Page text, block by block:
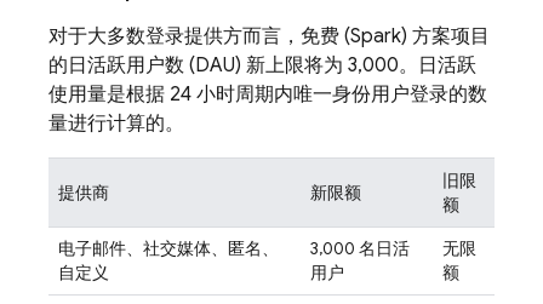
对于大多数登录提供方而言，免费 (Spark) 方案项目
的日活跃用户数 (DAU) 新上限将为 3,000。日活跃
使用量是根据 24 小时周期内唯一身份用户登录的数
量进行计算的。
提供商 新限额
旧限
额
电子邮件、社交媒体、匿名、
自定义
3,000 名日活
用户
无限
额